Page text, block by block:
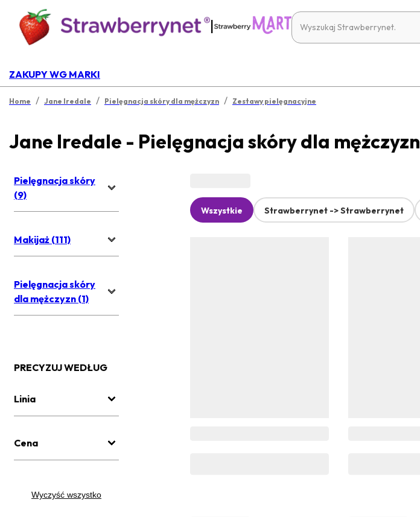
|
ZAKUPY WG MARKI
Home / Jane Iredale / Pielęgnacja skóry dla mężczyzn / Zestawy pielęgnacyjne
Jane Iredale - Pielęgnacja skóry dla mężczyzn
Pielęgnacja skóry
(9)
Makijaż (111)
Pielęgnacja skóry
dla mężczyzn (1)
PRECYZUJ WEDŁUG
Linia
Cena
Wyczyść wszystko
Wszystkie Strawberrynet -> Strawberrynet